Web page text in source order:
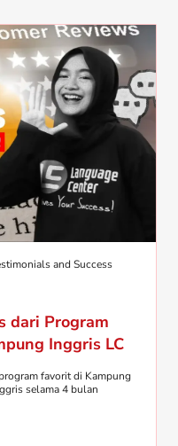
and Success
dari Program
Inggris LC
favorit di Kampung
selama 4 bulan